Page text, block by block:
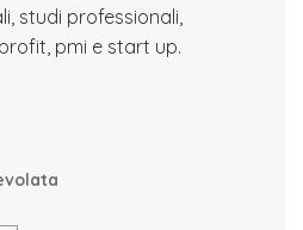
studi professionali,
pmi e start up.